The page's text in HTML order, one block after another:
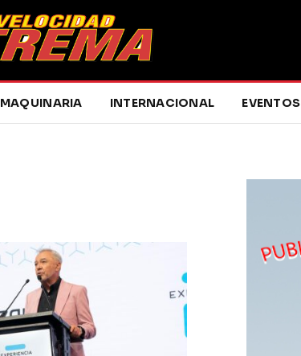
MAQUINARIA INTERNACIONAL EVENTOS